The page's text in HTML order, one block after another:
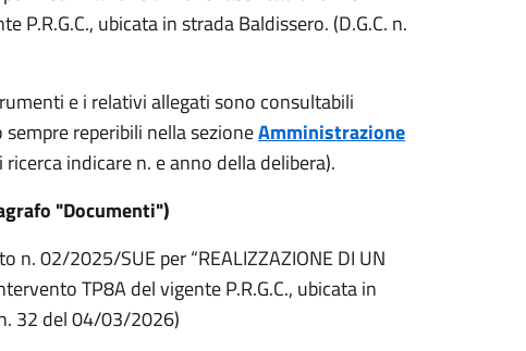
P.R.G.C., ubicata in strada Baldissero. (D.G.C. n.
e i relativi allegati sono consultabili
reperibili nella sezioneAmministrazione
indicare n. e anno della delibera).
"Documenti")
02/2025/SUE per “REALIZZAZIONE DI UN
TP8A del vigente P.R.G.C., ubicata in
32 del 04/03/2026)